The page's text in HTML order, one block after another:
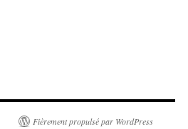
Fièrement propulsé par WordPress